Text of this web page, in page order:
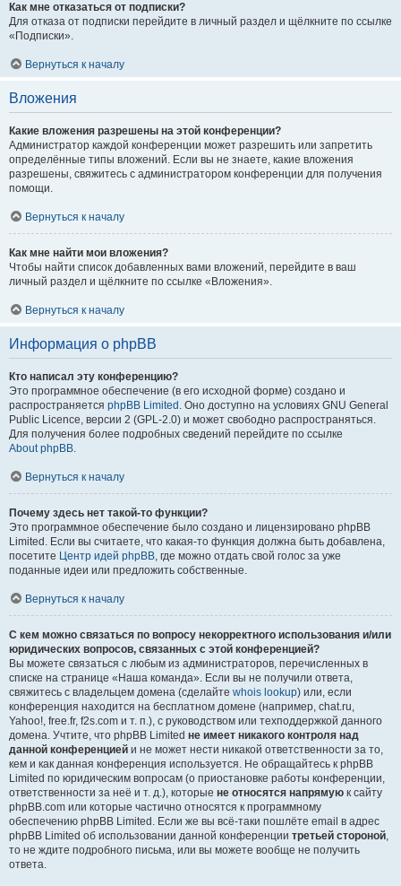
Как мне отказаться от подписки?
Для отказа от подписки перейдите в личный раздел и щёлкните по ссылке
«Подписки».
Вернуться к началу
Вложения
Какие вложения разрешены на этой конференции?
Администратор каждой конференции может разрешить или запретить
определённые типы вложений. Если вы не знаете, какие вложения
разрешены, свяжитесь с администратором конференции для получения
помощи.
Вернуться к началу
Как мне найти мои вложения?
Чтобы найти список добавленных вами вложений, перейдите в ваш
личный раздел и щёлкните по ссылке «Вложения».
Вернуться к началу
Информация о phpBB
Кто написал эту конференцию?
Это программное обеспечение (в его исходной форме) создано и
распространяется phpBB Limited . Оно доступно на условиях GNU General
Public Licence, версии 2 (GPL-2.0) и может свободно распространяться.
Для получения более подробных сведений перейдите по ссылке
About phpBB.
Вернуться к началу
Почему здесь нет такой-то функции?
Это программное обеспечение было создано и лицензировано phpBB
Limited. Если вы считаете, что какая-то функция должна быть добавлена,
посетите Центр идей phpBB, где можно отдать свой голос за уже
поданные идеи или предложить собственные.
Вернуться к началу
С кем можно связаться по вопросу некорректного использования и/или
юридических вопросов, связанных с этой конференцией?
Вы можете связаться с любым из администраторов, перечисленных в
списке на странице «Наша команда». Если вы не получили ответа,
свяжитесь с владельцем домена (сделайте whois lookup) или, если
конференция находится на бесплатном домене (например, chat.ru,
Yahoo!, free.fr, f2s.com и т. п.), с руководством или техподдержкой данного
домена. Учтите, что phpBB Limited не имеет никакого контроля над
данной конференцией и не может нести никакой ответственности за то,
кем и как данная конференция используется. Не обращайтесь к phpBB
Limited по юридическим вопросам (о приостановке работы конференции,
ответственности за неё и т. д.), которые не относятся напрямую к сайту
phpBB.com или которые частично относятся к программному
обеспечению phpBB Limited. Если же вы всё-таки пошлёте email в адрес
phpBB Limited об использовании данной конференции третьей стороной,
то не ждите подробного письма, или вы можете вообще не получить
ответа.